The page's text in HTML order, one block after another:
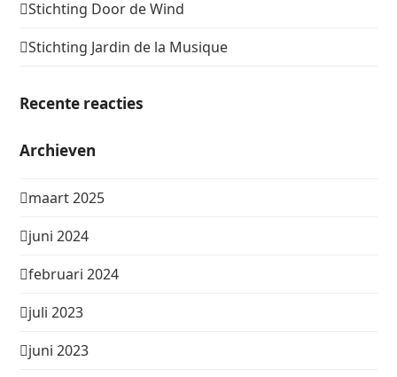
Stichting Door de Wind
Stichting Jardin de la Musique
Recente reacties
Archieven
maart 2025
juni 2024
februari 2024
juli 2023
juni 2023